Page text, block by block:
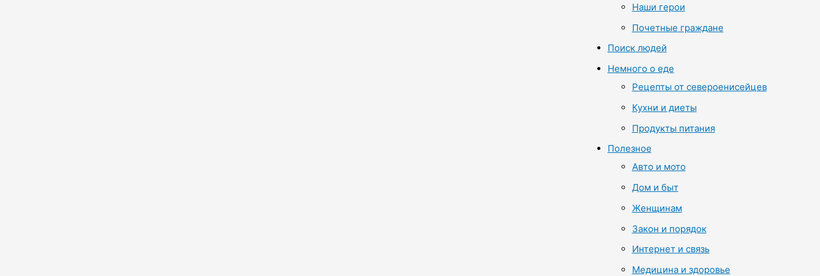
Наши герои
Почетные граждане
Поиск людей
Немного о еде
Рецепты от североенисейцев
Кухни и диеты
Продукты питания
Полезное
Авто и мото
Дом и быт
Женщинам
Закон и порядок
Интернет и связь
Медицина и здоровье